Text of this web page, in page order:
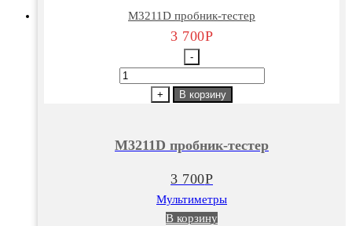
М3211D пробник-тестер
3 700Р
-
Количество
тестер
+ В корзину
М3211D пробник-тестер
3 700Р
Мультиметры
В корзину